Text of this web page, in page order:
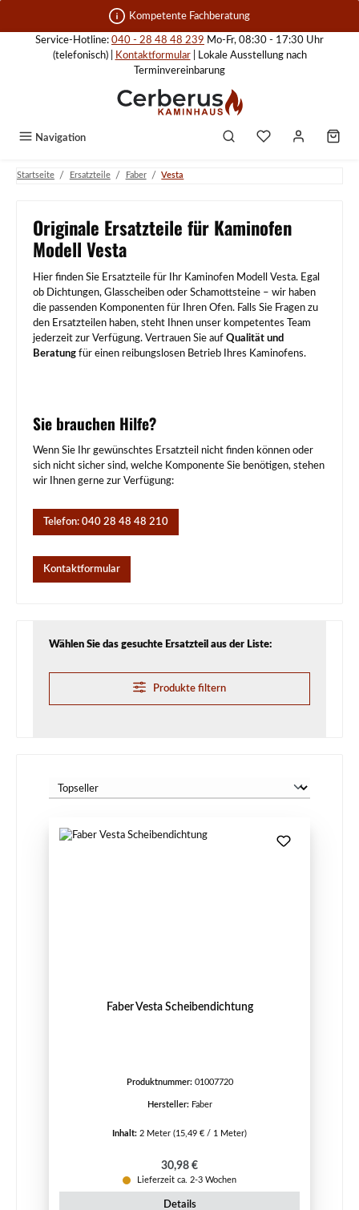
Zum Hauptinhalt springen Kompetente Fachberatung
Service-Hotline: 040 - 28 48 48 239 Mo-Fr, 08:30 - 17:30 Uhr
(telefonisch) |
Kontaktformular| Lokale Ausstellung nach
Terminvereinbarung
Navigation
Startseite / Ersatzteile / Faber / Vesta
Originale Ersatzteile für Kaminofen
Modell Vesta
Hier finden Sie Ersatzteile für Ihr Kaminofen Modell Vesta. Egal
ob Dichtungen, Glasscheiben oder Schamottsteine – wir haben
die passenden Komponenten für Ihren Ofen. Falls Sie Fragen zu
den Ersatzteilen haben, steht Ihnen unser kompetentes Team
jederzeit zur Verfügung. Vertrauen Sie auf Qualität und
Beratung für einen reibungslosen Betrieb Ihres Kaminofens.
Sie brauchen Hilfe?
Wenn Sie Ihr gewünschtes Ersatzteil nicht finden können oder
sich nicht sicher sind, welche Komponente Sie benötigen, stehen
wir Ihnen gerne zur Verfügung:
Telefon: 040 28 48 48 210
Kontaktformular
Wählen Sie das gesuchte Ersatzteil aus der Liste:
Produkte filtern
Faber Vesta Scheibendichtung
Produktnummer: 01007720
Hersteller: Faber
Inhalt: 2 Meter (15,49 € / 1 Meter)
Regulärer Preis:
30,98 €
Lieferzeit ca. 2-3 Wochen
Details